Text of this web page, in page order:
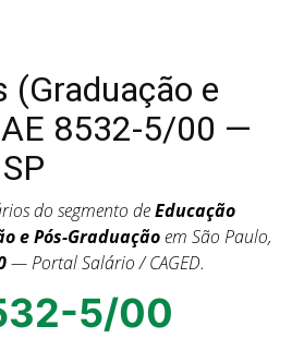
(Graduação e
8532-5/00 —
do segmento deEducação
e Pós-Graduaçãoem São Paulo,
— Portal Salário / CAGED.
5/00